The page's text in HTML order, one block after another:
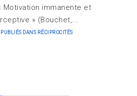
Motivation immanente et
» (Bouchet,...
DANS RÉCIPROCITÉS